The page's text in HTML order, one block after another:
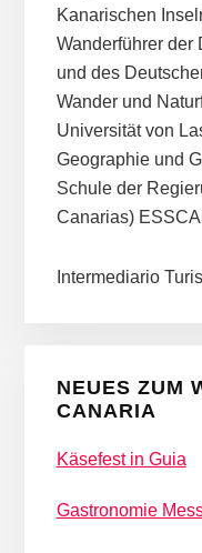
Kanarischen
Wanderführer der
und des
Wander und
Universität von
Geographie und
Schule der
Canarias)
Intermediario
NEUES ZUM
CANARIA
Käsefest in Guia
Gastronomie